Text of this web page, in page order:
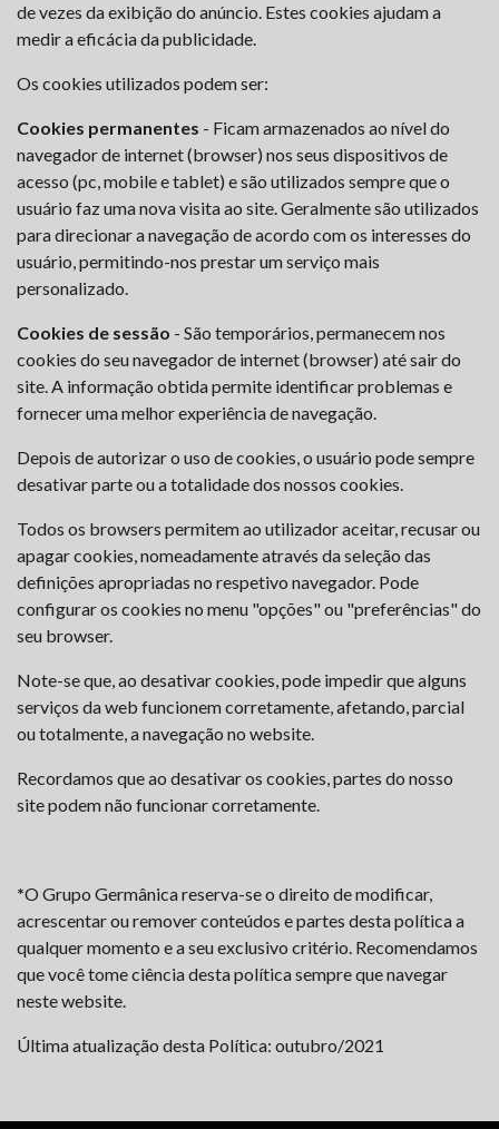
de vezes da exibição do anúncio. Estes cookies ajudam a
medir a eficácia da publicidade.
Os cookies utilizados podem ser:
Cookies permanentes - Ficam armazenados ao nível do
navegador de internet (browser) nos seus dispositivos de
acesso (pc, mobile e tablet) e são utilizados sempre que o
usuário faz uma nova visita ao site. Geralmente são utilizados
para direcionar a navegação de acordo com os interesses do
usuário, permitindo-nos prestar um serviço mais
personalizado.
Cookies de sessão - São temporários, permanecem nos
cookies do seu navegador de internet (browser) até sair do
site. A informação obtida permite identificar problemas e
fornecer uma melhor experiência de navegação.
Depois de autorizar o uso de cookies, o usuário pode sempre
desativar parte ou a totalidade dos nossos cookies.
Todos os browsers permitem ao utilizador aceitar, recusar ou
apagar cookies, nomeadamente através da seleção das
definições apropriadas no respetivo navegador. Pode
configurar os cookies no menu "opções" ou "preferências" do
seu browser.
Note-se que, ao desativar cookies, pode impedir que alguns
serviços da web funcionem corretamente, afetando, parcial
ou totalmente, a navegação no website.
Recordamos que ao desativar os cookies, partes do nosso
site podem não funcionar corretamente.
*O Grupo Germânica reserva-se o direito de modificar,
acrescentar ou remover conteúdos e partes desta política a
qualquer momento e a seu exclusivo critério. Recomendamos
que você tome ciência desta política sempre que navegar
neste website.
Última atualização desta Política: outubro/2021